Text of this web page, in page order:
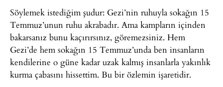
Söylemek istediğim şudur: Gezi’nin ruhuyla sokağın 15
Temmuz’unun ruhu akrabadır. Ama kampların içinden
bakarsanız bunu kaçırırsınız, göremezsiniz. Hem
Gezi’de hem sokağın 15 Temmuz’unda ben insanların
kendilerine o güne kadar uzak kalmış insanlarla yakınlık
kurma çabasını hissettim. Bu bir özlemin işaretidir.